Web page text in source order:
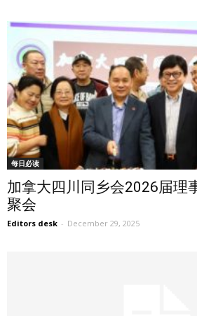
每日必读
加拿大四川同乡会2026届理
聚会
Editors desk - December 29, 2025